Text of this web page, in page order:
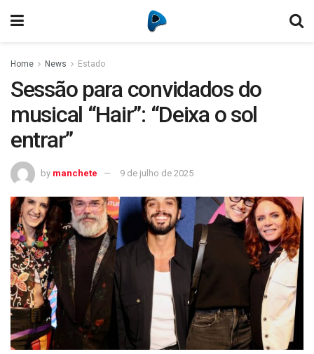
Home News Estado
Sessão para convidados do
musical “Hair”: “Deixa o sol
entrar”
by manchete 9 de julho de 2025